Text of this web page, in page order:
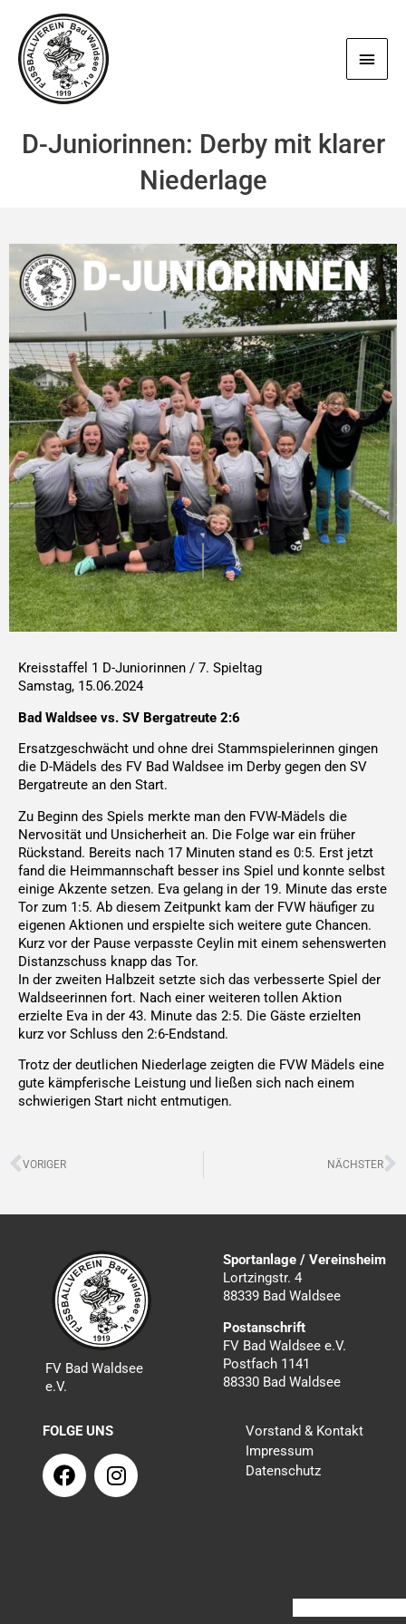
Inhalt
springen
D-Juniorinnen: Derby mit klarer
Niederlage
Kreisstaffel 1 D-Juniorinnen / 7. Spieltag
Samstag, 15.06.2024
Bad Waldsee vs. SV Bergatreute 2:6
Ersatzgeschwächt und ohne drei Stammspielerinnen gingen
die D-Mädels des FV Bad Waldsee im Derby gegen den SV
Bergatreute an den Start.
Zu Beginn des Spiels merkte man den FVW-Mädels die
Nervosität und Unsicherheit an. Die Folge war ein früher
Rückstand. Bereits nach 17 Minuten stand es 0:5. Erst jetzt
fand die Heimmannschaft besser ins Spiel und konnte selbst
einige Akzente setzen. Eva gelang in der 19. Minute das erste
Tor zum 1:5. Ab diesem Zeitpunkt kam der FVW häufiger zu
eigenen Aktionen und erspielte sich weitere gute Chancen.
Kurz vor der Pause verpasste Ceylin mit einem sehenswerten
Distanzschuss knapp das Tor.
In der zweiten Halbzeit setzte sich das verbesserte Spiel der
Waldseerinnen fort. Nach einer weiteren tollen Aktion
erzielte Eva in der 43. Minute das 2:5. Die Gäste erzielten
kurz vor Schluss den 2:6-Endstand.
Trotz der deutlichen Niederlage zeigten die FVW Mädels eine
gute kämpferische Leistung und ließen sich nach einem
schwierigen Start nicht entmutigen.
Zurück
VORIGER NÄCHSTER
FV Bad Waldsee
e.V.
Sportanlage / Vereinsheim
Lortzingstr. 4
88339 Bad Waldsee
Postanschrift
FV Bad Waldsee e.V.
Postfach 1141
88330 Bad Waldsee
FOLGE UNS
F
a
I
n
Vorstand & Kontakt
Impressum
Datenschutz